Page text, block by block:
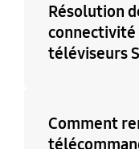
Résolution
téléviseurs
Comment